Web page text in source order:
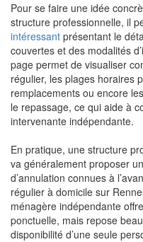
Pour se faire une idée
structure professionnelle, il
intéressant présentant le
couvertes et des modalités
page permet de visualiser
régulier, les plages horaires
remplacements ou encore
le repassage, ce qui aide à
intervenante indépendante.
En pratique, une structure
va généralement proposer
d’annulation connues à
régulier à domicile sur
ménagère indépendante
ponctuelle, mais repose
disponibilité d’une seule